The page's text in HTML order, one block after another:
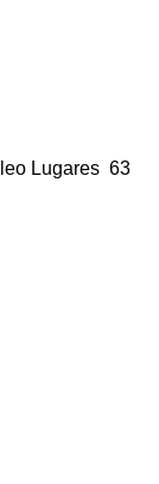
Lugares 63